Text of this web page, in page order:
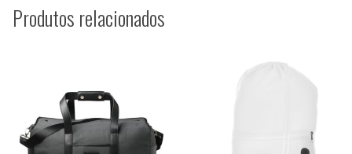
Produtos relacionados